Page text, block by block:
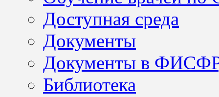
Доступная среда
Документы
Документы в
Библиотека